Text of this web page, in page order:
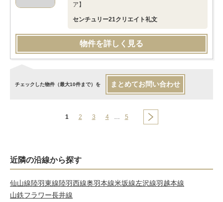
ア】
センチュリー21クリエイト礼文
物件を詳しく見る
チェックした物件（最大10件まで）を まとめてお問い合わせ
1 2 3 4 … 5
近隣の沿線から探す
仙山線陸羽東線陸羽西線奥羽本線米坂線左沢線羽越本線
山鉄フラワー長井線